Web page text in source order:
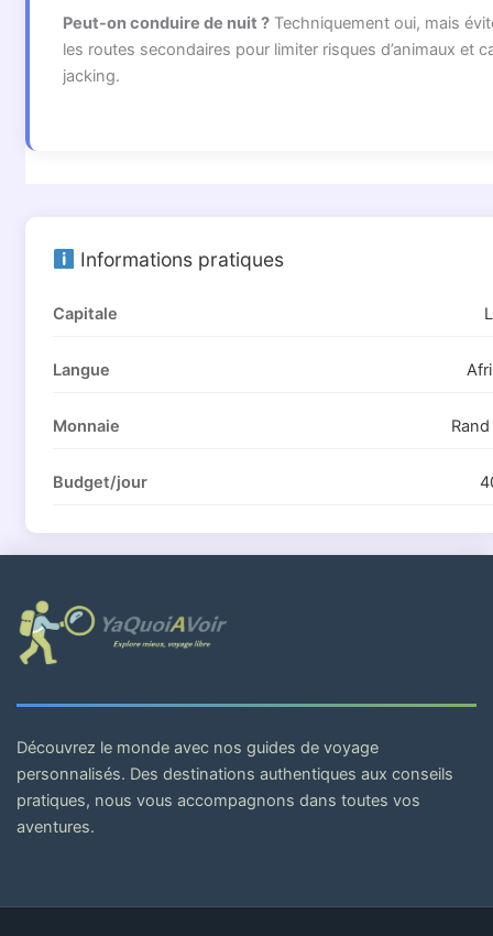
Peut-on conduire de nuit ?Techniquement oui, mais
les routes secondaires pour limiter risques d’animaux et
jacking.
Informations pratiques
Capitale
Langue
Monnaie
Budget/jour
Découvrez le monde avec nos guides de voyage
personnalisés. Des destinations authentiques aux conseils
pratiques, nous vous accompagnons dans toutes vos
aventures.